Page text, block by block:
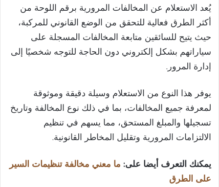
يُعد الاستعلام عن المخالفات المرورية برقم اللوحة من
أكثر الطرق فعالية للتحقق من الوضع القانوني للمركبة،
حيث يتيح للسائقين متابعة المخالفات المسجلة على
سياراتهم بشكل إلكتروني دون الحاجة للتوجه شخصيًا إلى
إدارة المرور.
يوفر هذا النوع من الاستعلام وسيلة دقيقة وموثوقة
لمعرفة جميع المخالفات، بما في ذلك نوع المخالفة وتاريخ
تسجيلها والمبلغ المستحق، مما يسهم في تنظيم
الالتزامات المرورية وتقليل المخاطر القانونية.
يمكنك التعرف أيضا على: ما معني مخالفة تنظيمات السير
على الطرق